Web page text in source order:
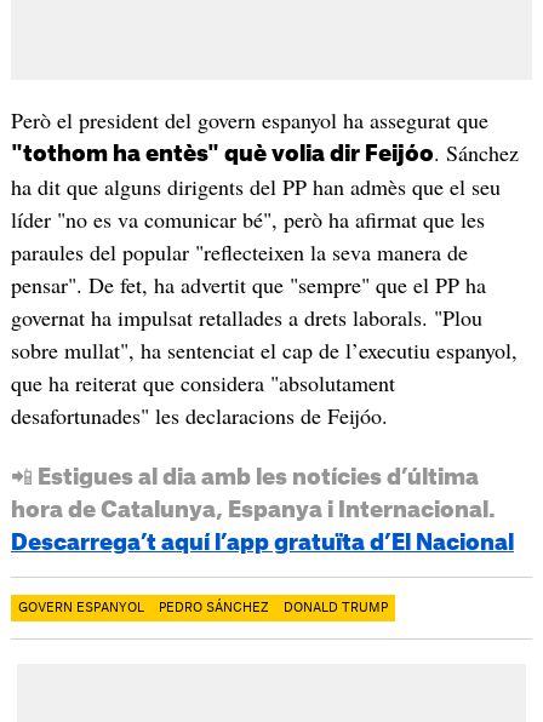
Però el president del govern espanyol ha assegurat que
"tothom ha entès" què volia dir Feijóo. Sánchez
ha dit que alguns dirigents del PP han admès que el seu
líder "no es va comunicar bé", però ha afirmat que les
paraules del popular "reflecteixen la seva manera de
pensar". De fet, ha advertit que "sempre" que el PP ha
governat ha impulsat retallades a drets laborals. "Plou
sobre mullat", ha sentenciat el cap de l’executiu espanyol,
que ha reiterat que considera "absolutament
desafortunades" les declaracions de Feijóo.
📲 Estigues al dia amb les notícies d’última
hora de Catalunya, Espanya i Internacional.
Descarrega’t aquí l’app gratuïta d’El Nacional
GOVERN ESPANYOL PEDRO SÁNCHEZ DONALD TRUMP